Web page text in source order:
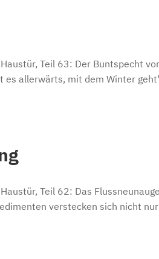
Teil 63: Der Buntspecht
allerwärts, mit dem Winter
Teil 62: Das
verstecken sich nicht